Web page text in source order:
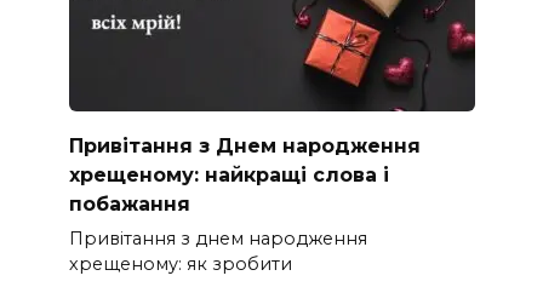
Привітання з Днем народження
хрещеному: найкращі слова і
побажання
Привітання з днем народження
хрещеному: як зробити